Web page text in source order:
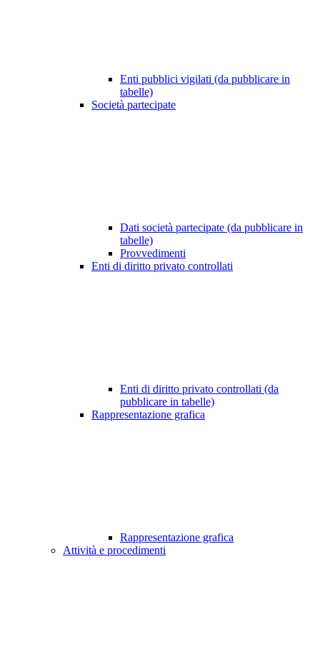
Enti pubblici vigilati (da pubblicare in
tabelle)
Società partecipate
Dati società partecipate (da pubblicare in
tabelle)
Provvedimenti
Enti di diritto privato controllati
Enti di diritto privato controllati (da
pubblicare in tabelle)
Rappresentazione grafica
Rappresentazione grafica
Attività e procedimenti